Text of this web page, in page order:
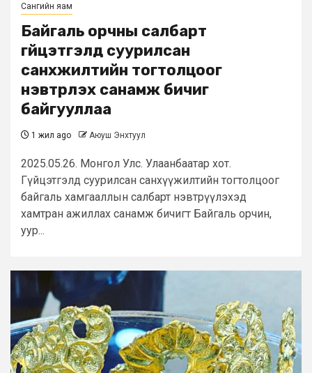
Сангийн яам
Байгаль орчны салбарт
гүйцэтгэлд суурилсан
санхүүжилтийн тогтолцоог
нэвтрүүлэх санамж бичиг
байгууллаа
1 жил ago Аюуш Энхтуул
2025.05.26. Монгол Улс. Улаанбаатар хот.
Гүйцэтгэлд суурилсан санхүүжилтийн тогтолцоог
байгаль хамгааллын салбарт нэвтрүүлэхэд
хамтран ажиллах санамж бичигт Байгаль орчин,
уур...